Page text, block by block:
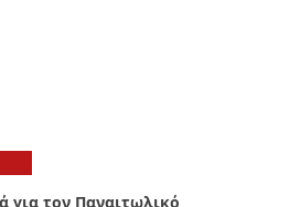
για τον Παναιτωλικό